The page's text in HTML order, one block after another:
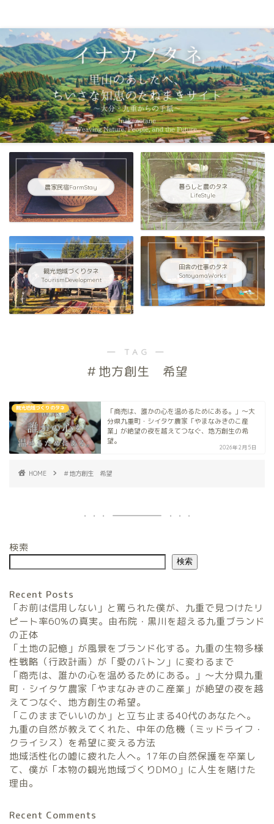
農家民宿FarmStay
暮らしと農のタネ
LifeStyle
観光地域づくりタネ
TourismDevelopment
田舎の仕事のタネ
SatoyamaWorks
― TAG ―
＃地方創生 希望
観光地域づくりのタネ
「商売は、誰かの心を温めるためにある。」〜大
分県九重町・シイタケ農家「やまなみきのこ産
業」が絶望の夜を越えてつなぐ、地方創生の希
望。
2026年2月5日
HOME ＃地方創生 希望
検索
検索
Recent Posts
「お前は信用しない」と罵られた僕が、九重で見つけたリ
ピート率60%の真実。由布院・黒川を超える九重ブランド
の正体
「土地の記憶」が風景をブランド化する。九重の生物多様
性戦略（行政計画）が「愛のバトン」に変わるまで
「商売は、誰かの心を温めるためにある。」〜大分県九重
町・シイタケ農家「やまなみきのこ産業」が絶望の夜を越
えてつなぐ、地方創生の希望。
「このままでいいのか」と立ち止まる40代のあなたへ。
九重の自然が教えてくれた、中年の危機（ミッドライフ・
クライシス）を希望に変える方法
地域活性化の嘘に疲れた人へ。17年の自然保護を卒業し
て、僕が「本物の観光地域づくりDMO」に人生を賭けた
理由。
Recent Comments
農家民宿FarmStay
暮らしと農のタネLifeStyle
観光地域づくりタネ
TourismDevelopment
田舎の仕事のタネ